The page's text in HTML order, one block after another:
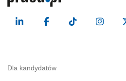
Dla kandydatów